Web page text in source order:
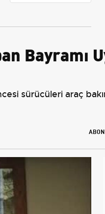
Bayramı
sürücüleri araç